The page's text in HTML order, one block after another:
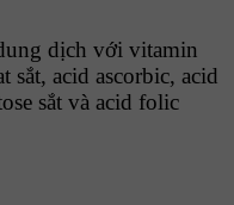
dịch với vitamin
acid ascorbic, acid
sắt và acid folic